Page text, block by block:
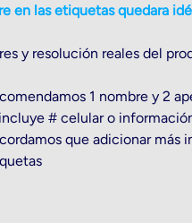
en las etiquetas quedara
y resolución reales del
1 nombre y 2
# celular o
que adicionar más